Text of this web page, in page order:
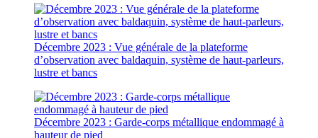
Décembre 2023 : Vue générale de la plateforme
d’observation avec baldaquin, système de haut-parleurs,
lustre et bancs
Décembre 2023 : Garde-corps métallique endommagé à
hauteur de pied